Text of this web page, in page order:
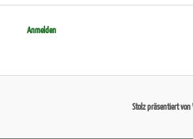
Anmelden
Stolz präsentiert von